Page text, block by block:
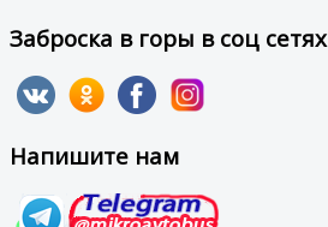
Заброска в горы в соц сетях
Напишите нам